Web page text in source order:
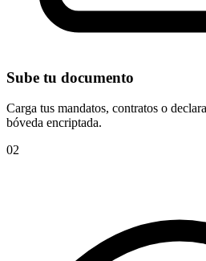
Sube tu documento
Carga tus mandatos, contratos o
bóveda encriptada.
02